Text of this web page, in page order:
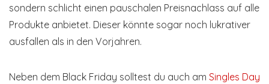
sondern schlicht einen pauschalen Preisnachlass auf alle
Produkte anbietet. Dieser könnte sogar noch lukrativer
ausfallen als in den Vorjahren.
Neben dem Black Friday solltest du auch am Singles Day